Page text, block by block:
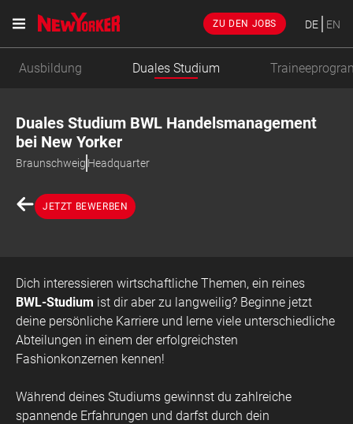
ZU DEN JOBS DE EN
Ausbildung Duales Studium
Duales Studium BWL Handelsmanagement
bei New Yorker
Braunschweig Headquarter
JETZT BEWERBEN
Dich interessieren wirtschaftliche Themen, ein reines
BWL-Studium ist dir aber zu langweilig? Beginne jetzt
deine persönliche Karriere und lerne viele unterschiedliche
Abteilungen in einem der erfolgreichsten
Fashionkonzernen kennen!
Während deines Studiums gewinnst du zahlreiche
spannende Erfahrungen und darfst durch dein